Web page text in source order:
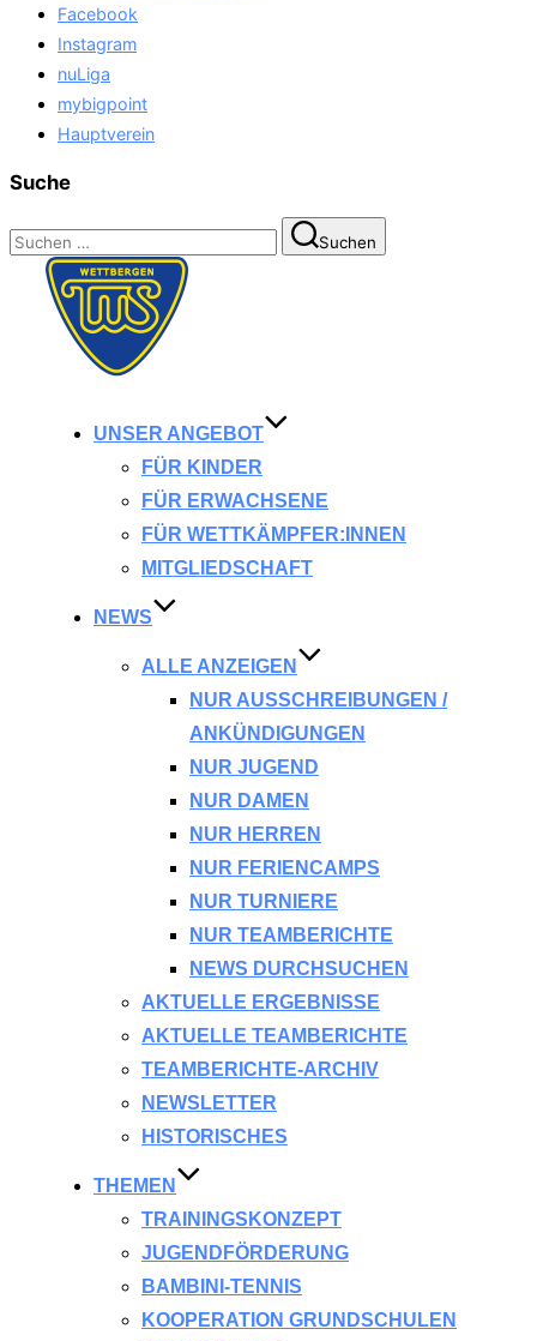
Facebook
Instagram
nuLiga
mybigpoint
Hauptverein
Suche
Suchen
nach:
Suchen
Inhalt
springen
UNSER ANGEBOT
FÜR KINDER
FÜR ERWACHSENE
FÜR WETTKÄMPFER:INNEN
MITGLIEDSCHAFT
NEWS
ALLE ANZEIGEN
NUR AUSSCHREIBUNGEN /
ANKÜNDIGUNGEN
NUR JUGEND
NUR DAMEN
NUR HERREN
NUR FERIENCAMPS
NUR TURNIERE
NUR TEAMBERICHTE
NEWS DURCHSUCHEN
AKTUELLE ERGEBNISSE
AKTUELLE TEAMBERICHTE
TEAMBERICHTE-ARCHIV
NEWSLETTER
HISTORISCHES
THEMEN
TRAININGSKONZEPT
JUGENDFÖRDERUNG
BAMBINI-TENNIS
KOOPERATION GRUNDSCHULEN